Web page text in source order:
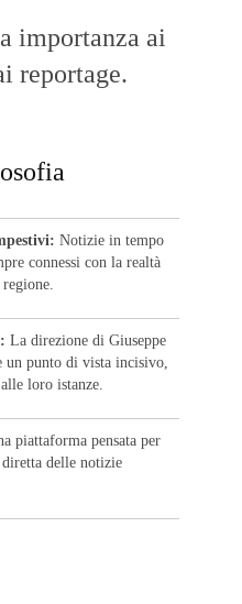
importanza ai
reportage.
Notizie in tempo
connessi con la realtà
La direzione di Giuseppe
un punto di vista incisivo,
loro istanze.
piattaforma pensata per
delle notizie